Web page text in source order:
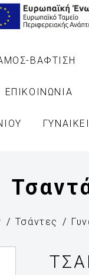
ΒΑΦΤΙΣΗ
ΕΠΙΚΟΙΝΩΝΙΑ
Τσάντες